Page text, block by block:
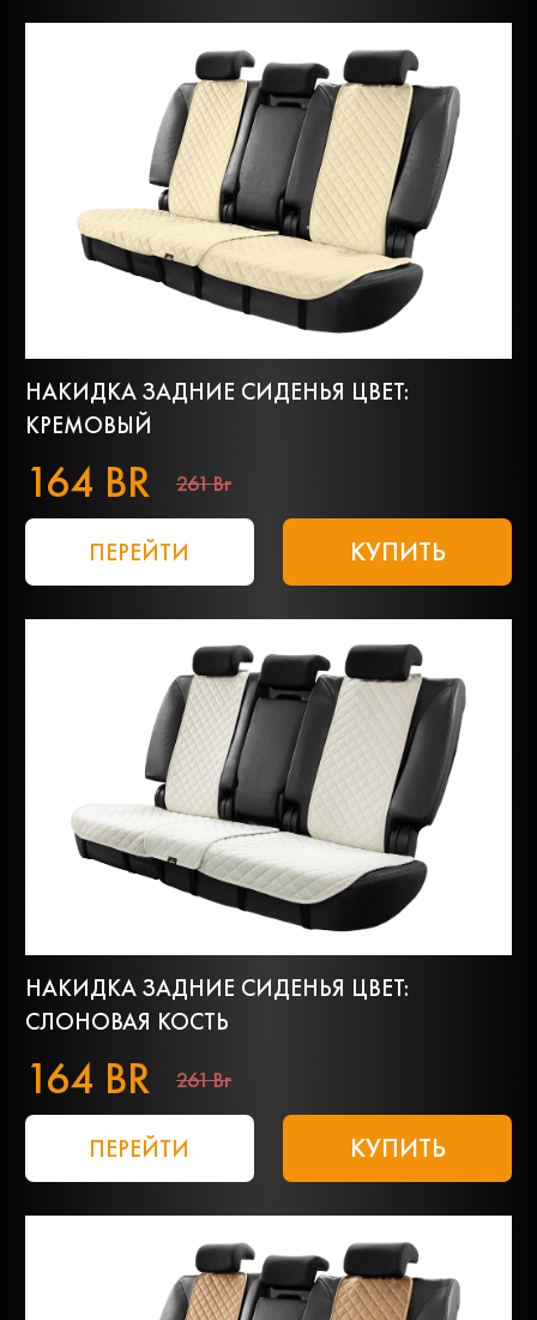
НАКИДКА ЗАДНИЕ СИДЕНЬЯ ЦВЕТ:
КРЕМОВЫЙ
164 BR 261 Br
ПЕРЕЙТИ КУПИТЬ
НАКИДКА ЗАДНИЕ СИДЕНЬЯ ЦВЕТ:
СЛОНОВАЯ КОСТЬ
164 BR 261 Br
ПЕРЕЙТИ КУПИТЬ